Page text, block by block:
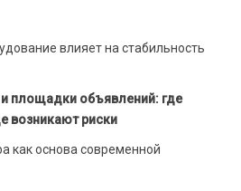
влияет на стабильность
и площадки объявлений: где
возникают риски
как основа современной